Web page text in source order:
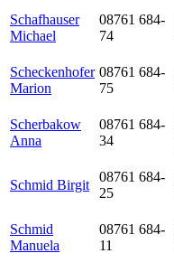
Schafhauser
Michael
08761 684-
74
Scheckenhofer
Marion
08761 684-
75
Scherbakow
Anna
08761 684-
34
Schmid Birgit
08761 684-
25
Schmid
Manuela
08761 684-
11